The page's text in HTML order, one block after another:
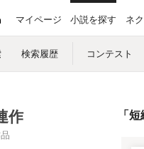
マイページ 小説を探す ネ
検索履歴 コンテスト
作 「短